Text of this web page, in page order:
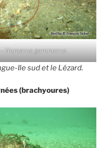
Homarus gammarus
Ile sud et le Lézard.
(brachyoures)